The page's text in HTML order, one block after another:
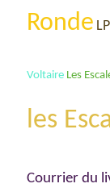
Ronde
Voltaire Les
les
Courrier du